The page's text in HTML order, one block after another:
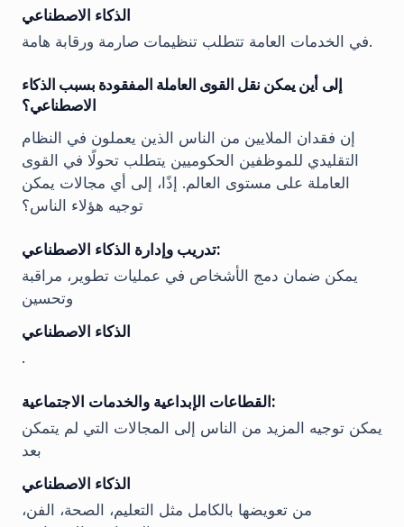
الذكاء الاصطناعي
في الخدمات العامة تتطلب تنظيمات صارمة ورقابة هامة.
إلى أين يمكن نقل القوى العاملة المفقودة بسبب الذكاء
الاصطناعي؟
إن فقدان الملايين من الناس الذين يعملون في النظام
التقليدي للموظفين الحكوميين يتطلب تحولًا في القوى
العاملة على مستوى العالم. إذًا، إلى أي مجالات يمكن
توجيه هؤلاء الناس؟
تدريب وإدارة الذكاء الاصطناعي:
يمكن ضمان دمج الأشخاص في عمليات تطوير، مراقبة
وتحسين
الذكاء الاصطناعي
.
القطاعات الإبداعية والخدمات الاجتماعية:
يمكن توجيه المزيد من الناس إلى المجالات التي لم يتمكن
بعد
الذكاء الاصطناعي
من تعويضها بالكامل مثل التعليم، الصحة، الفن،